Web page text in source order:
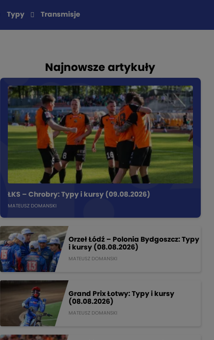
Typy Transmisje
Najnowsze artykuły
ŁKS – Chrobry: Typy i kursy (09.08.2026)
MATEUSZ DOMANSKI
Orzeł Łódź – Polonia Bydgoszcz: Typy
i kursy (08.08.2026)
MATEUSZ DOMANSKI
Grand Prix Łotwy: Typy i kursy
(08.08.2026)
MATEUSZ DOMANSKI